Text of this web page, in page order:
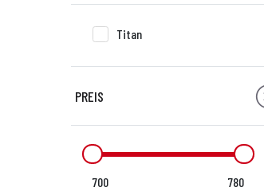
Titan
PREIS
700 780